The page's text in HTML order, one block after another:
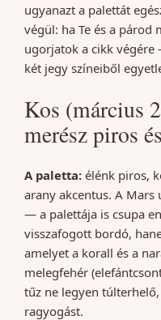
ugyanazt a palettát
végül: ha Te és a párod
ugorjatok a cikk
két jegy színeiből
Kos (március
merész piros
A paletta: élénk piros,
arany akcentus. A
— a palettája is csupa
visszafogott bordó,
amelyet a korall és a
melegfehér
tűz ne legyen
ragyogást.